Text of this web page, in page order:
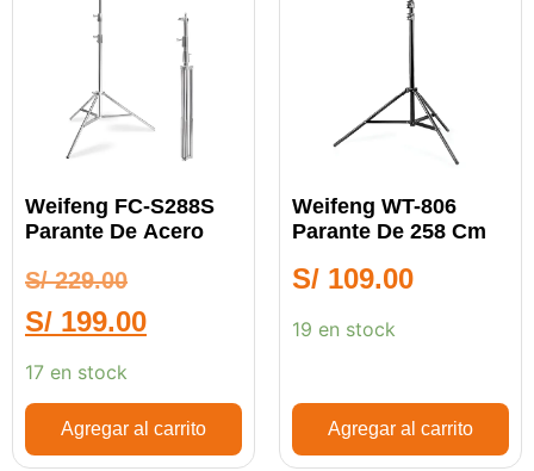
Weifeng FC-S288S
Parante De Acero
S/229.00
S/ 199.00
17 en stock
Agregar al carrito
Weifeng WT-806
Parante De 258 Cm
S/ 109.00
19 en stock
Agregar al carrito